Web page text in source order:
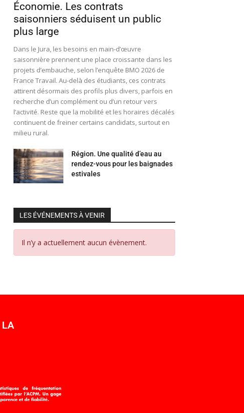
Économie. Les contrats
saisonniers séduisent un public
plus large
Dans le Jura, les besoins en main-d’œuvre
saisonnière prennent une place croissante dans les
projets d’embauche, selon l’enquête BMO 2026 de
France Travail. Au-delà des étudiants, ces contrats
attirent désormais des profils plus divers, parfois en
recherche d’un complément ou d’un retour vers
l’activité. Reste que la mobilité et les horaires décalés
continuent de freiner certains candidats, surtout en
milieu rural.
Région. Une qualité d’eau au
rendez-vous pour les baignades
estivales
LES ÉVÉNEMENTS À VENIR
Il n’y a actuellement aucun évènement.
LA